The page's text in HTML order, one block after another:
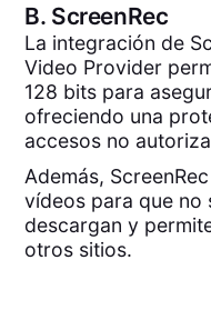
B. ScreenRec
La integración de
Video Provider
128 bits para
ofreciendo una
accesos no
Además,
vídeos para que no
descargan y
otros sitios.